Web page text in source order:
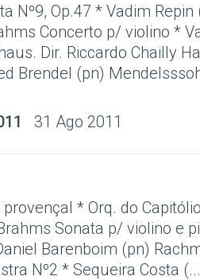
Nº9, Op.47 * Vadim
Concerto p/ violino *
Dir. Riccardo Chailly
Brendel (pn)
31 Ago 2011
* Orq. do
Sonata p/ violino e
Barenboim (pn)
Nº2 * Sequeira Costa (...